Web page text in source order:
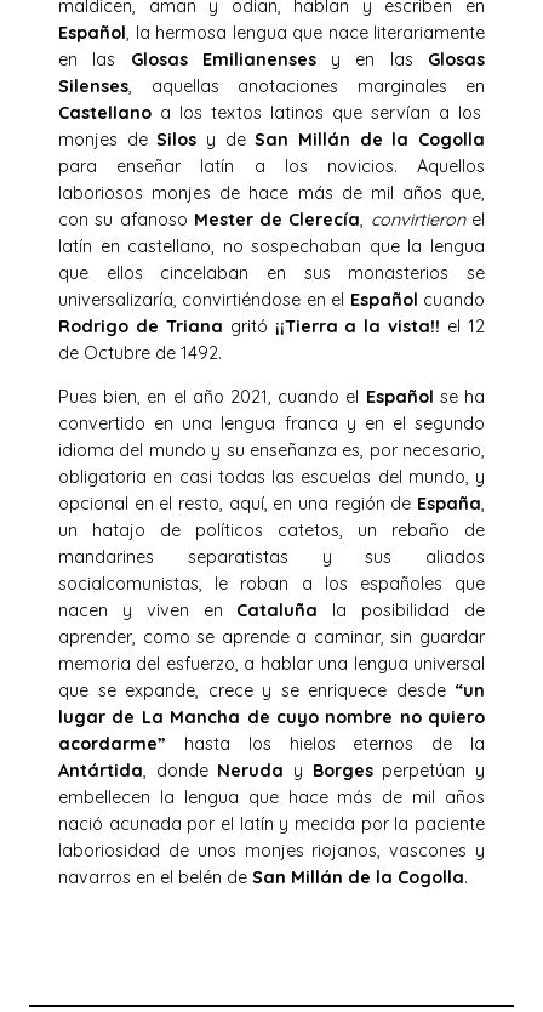
maldicen, aman y odian, hablan y escriben en
Español, la hermosa lengua que nace literariamente
en las Glosas Emilianensesy en las Glosas
Silenses, aquellas anotaciones marginales en
Castellano a los textos latinos que servían a los
monjes deSilos y deSan Millán de la Cogolla
para enseñar latín a los novicios. Aquellos
laboriosos monjes de hace más de mil años que,
con su afanoso Mester de Clerecía, convirtieronel
latín en castellano, no sospechaban que la lengua
que ellos cincelaban en sus monasterios se
universalizaría, convirtiéndose en el Español cuando
Rodrigo de Triana gritó ¡¡Tierra a la vista!! el 12
de Octubre de 1492.
Pues bien, en el año 2021, cuando el Español se ha
convertido en una lengua franca y en el segundo
idioma del mundo y su enseñanza es, por necesario,
obligatoria en casi todas las escuelas del mundo, y
opcional en el resto, aquí, en una región de España,
un hatajo de políticos catetos, un rebaño de
mandarines separatistas y sus aliados
socialcomunistas, le roban a los españoles que
nacen y viven en Cataluña la posibilidad de
aprender, como se aprende a caminar, sin guardar
memoria del esfuerzo, a hablar una lengua universal
que se expande, crece y se enriquece desde “un
lugar de La Mancha de cuyo nombre no quiero
acordarme” hasta los hielos eternos de la
Antártida, donde Neruda y Borgesperpetúan y
embellecen la lengua que hace más de mil años
nació acunada por el latín y mecida por la paciente
laboriosidad de unos monjes riojanos, vascones y
navarros en el belén de San Millán de la Cogolla.